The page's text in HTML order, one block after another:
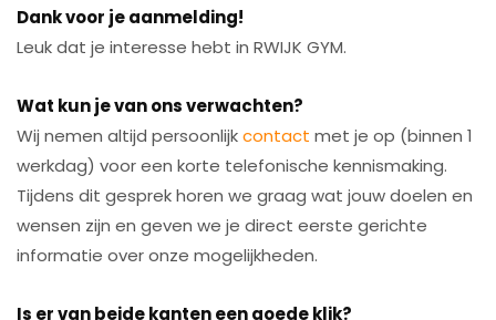
Dank voor je aanmelding!
Leuk dat je interesse hebt in RWIJK GYM.
Wat kun je van ons verwachten?
Wij nemen altijd persoonlijkcontact met je op (binnen 1
werkdag) voor een korte telefonische kennismaking.
Tijdens dit gesprek horen we graag wat jouw doelen en
wensen zijn en geven we je direct eerste gerichte
informatie over onze mogelijkheden.
Is er van beide kanten een goede klik?